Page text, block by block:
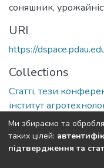
соняшник,
URI
https://
Collections
Статті, тези
інститут
Full item page
Ми збираємо та
таких цілей:
підтвердження та